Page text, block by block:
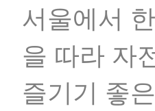
서울에서
을 따라 자
즐기기 좋